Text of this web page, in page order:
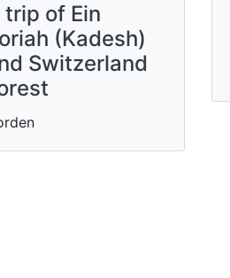
trip of Ein
(Kadesh)
Switzerland